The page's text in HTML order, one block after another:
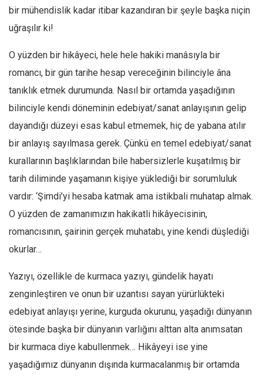
Tüm Sayılar
Kültür Sanat
Kitap
Ekonomi
Spor
Manzara
Sağlık
Gıda-Beslenme
Hayat
Türkiye
Siyaset
Dünya
Avrupa
Asya
Afrika
İslam Dünyası
bir mühendislik kadar itibar kazandıran bir şeyle başka niçin
uğraşılır ki!
O yüzden bir hikâyeci, hele hele hakiki manâsıyla bir
romancı, bir gün tarihe hesap vereceğinin bilinciyle âna
tanıklık etmek durumunda. Nasıl bir ortamda yaşadığının
bilinciyle kendi döneminin edebiyat/sanat anlayışının gelip
dayandığı düzeyi esas kabul etmemek, hiç de yabana atılır
bir anlayış sayılmasa gerek. Çünkü en temel edebiyat/sanat
kurallarının başlıklarından bile habersizlerle kuşatılmış bir
tarih diliminde yaşamanın kişiye yüklediği bir sorumluluk
vardır: ‘Şimdi’yi hesaba katmak ama istikbali muhatap almak.
O yüzden de zamanımızın hakikatli hikâyecisinin,
romancısının, şairinin gerçek muhatabı, yine kendi düşlediği
okurlar…
Yazıyı, özellikle de kurmaca yazıyı, gündelik hayatı
zenginleştiren ve onun bir uzantısı sayan yürürlükteki
edebiyat anlayışı yerine, kurguda okurunu, yaşadığı dünyanın
ötesinde başka bir dünyanın varlığını alttan alta anımsatan
bir kurmaca diye kabullenmek… Hikâyeyi ise yine
yaşadığımız dünyanın dışında kurmacalanmış bir ortamda